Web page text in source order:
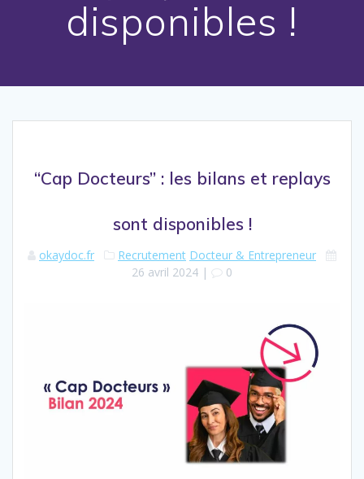
disponibles !
“Cap Docteurs” : les bilans et replays
sont disponibles !
okaydoc.fr Recrutement Docteur & Entrepreneur
26 avril 2024 | 0